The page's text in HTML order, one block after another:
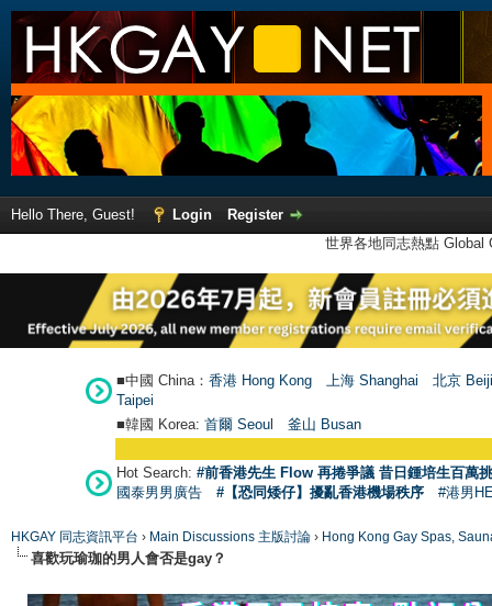
Hello There, Guest! Login
Register
世界各地同志熱點
■中國 China： 香港 Hong Kong 上海 Shanghai
北京
Taipei
■韓國 Korea: 首爾 Seoul 釜山 Busan
Hot Search: #前香港先生 Flow 再捲爭議 昔日鍾培生百萬
國泰男男廣告
#【恐同矮仔】擾亂香港機場秩序 #港男
HKGAY 同志資訊平台 › Main Discussions 主版討論 › Hong Kong Gay Spas,
喜歡玩瑜珈的男人會否是gay？